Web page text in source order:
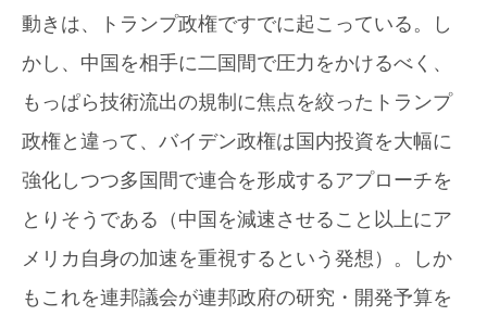
動きは、トランプ政権ですでに起こっている。し
かし、中国を相手に二国間で圧力をかけるべく、
もっぱら技術流出の規制に焦点を絞ったトランプ
政権と違って、バイデン政権は国内投資を大幅に
強化しつつ多国間で連合を形成するアプローチを
とりそうである（中国を減速させること以上にア
メリカ自身の加速を重視するという発想）。しか
もこれを連邦議会が連邦政府の研究・開発予算を